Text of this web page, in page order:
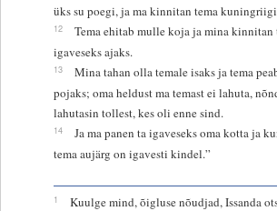
üks su poegi, ja ma kinnitan tema
12
Tema ehitab mulle koja ja mina kinnitan
igaveseks ajaks.
13
Mina tahan olla temale isaks ja tema
pojaks; oma heldust ma temast ei lahuta,
lahutasin tollest, kes oli enne sind.
14
Ja ma panen ta igaveseks oma kotta ja
tema aujärg on igavesti kindel.”
1
Kuulge mind, õigluse nõudjad, Issanda